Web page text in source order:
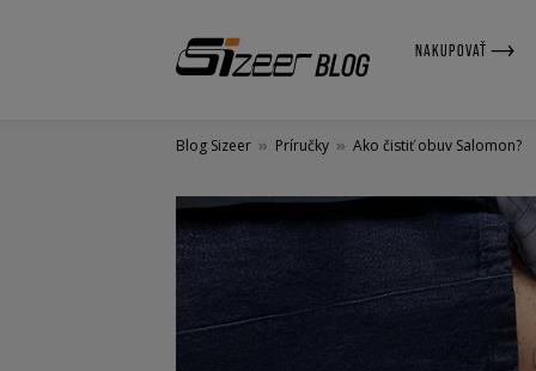
NAKUPOVAŤ
Blog Sizeer » Príručky » Ako čistiť obuv Salomon?